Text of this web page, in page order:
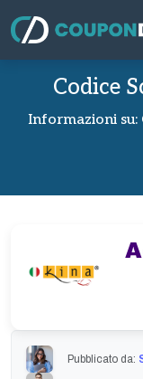
Codice
Informazioni su:
Pubblicato da: